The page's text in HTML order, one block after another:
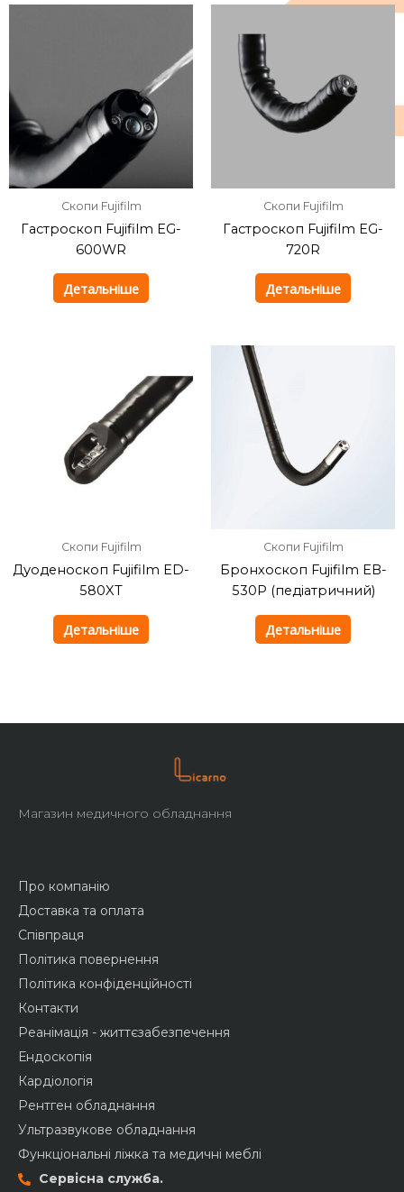
Скопи Fujifilm
Гастроскоп Fujifilm EG-
600WR
Детальніше
Скопи Fujifilm
Гастроскоп Fujifilm EG-
720R
Детальніше
Скопи Fujifilm
Дуоденоскоп Fujifilm ED-
580XT
Детальніше
Скопи Fujifilm
Бронхоскоп Fujifilm EB-
530Р (педіатричний)
Детальніше
Магазин медичного обладнання
Про компанію
Доставка та оплата
Співпраця
Політика повернення
Політика конфіденційності
Контакти
Реанімація - життєзабезпечення
Ендоскопія
Кардіологія
Рентген обладнання
Ультразвукове обладнання
Функціональні ліжка та медичні меблі
Сервісна служба.